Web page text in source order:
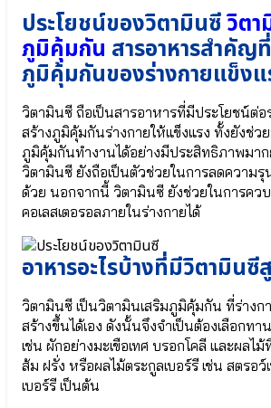
Organic
Fenugreek
● หัวปลี
ออร์แกนิก
Organic
Banana
Blossom
● ดีเอ
ชเอ
(DHA)
●
แคลเซียม
สาหร่าย
แดง
Aquamin
● ธาตุเหล็ก
SunActive®
Fe
41|42
เพิ่ม
น้ำนม
แม่
⦿
Nutri
Plus
41
|
42
●
ลูก
Organic
Fenugreek
หัว
ปลี
ออร์แกนิ
ก
Organic
Banana
ประโยชน์ของวิตามินซีวิตา
ภูมิคุ้มกัน สารอาหารสำคัญ
ภูมิคุ้มกันของร่างกายแข็ง
วิตามินซี ถือเป็นสารอาหารที่มีประโยชน์ต่อ
สร้างภูมิคุ้มกันร่างกายให้แข็งแรง ทั้งยังช่ว
ภูมิคุ้มกันทำงานได้อย่างมีประสิทธิภาพมา
วิตามินซี ยังถือเป็นตัวช่วยในการลดความรุ
ด้วย นอกจากนี้ วิตามินซี ยังช่วยในการคว
คอเลสเตอรอลภายในร่างกายได้
อาหารอะไรบ้างที่มีวิตามินซี
วิตามินซี เป็นวิตามินเสริมภูมิคุ้มกัน ที่ร่างกา
สร้างขึ้นได้เอง ดังนั้นจึงจำเป็นต้องเลือกท
เช่น ผักอย่างมะเขือเทศ บรอกโคลี และผลไม้
ส้ม ฝรั่ง หรือผลไม้ตระกูลเบอร์รี เช่น สตรอว์
เบอร์รี เป็นต้น